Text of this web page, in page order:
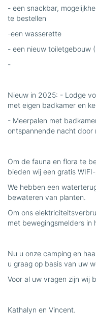
- een snackbar,
te bestellen
-een wasserette
- een nieuw toiletgebouw
-
Nieuw in 2025: - Lodge
met eigen badkamer en
- Meerpalen met
ontspannende nacht door
Om de fauna en flora te
bieden wij een gratis
We hebben een
bewateren van planten.
Om ons
met bewegingsmelders in
Nu u onze camping en
u graag op basis van uw
Voor al uw vragen zijn wij
Kathalyn en Vincent.